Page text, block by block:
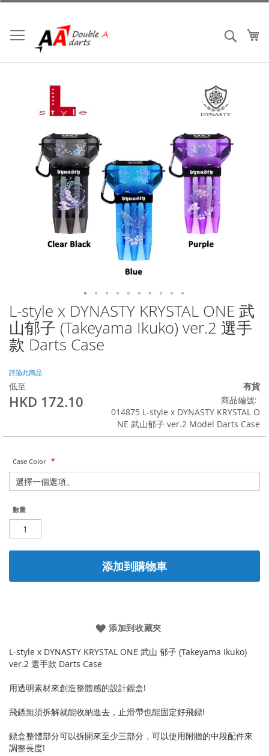
跳
內
容
搜索
L-style x DYNASTY KRYSTAL ONE 武
山郁子 (Takeyama Ikuko) ver.2 選手
款 Darts Case
評論此商品
低至
HKD 172.10
有貨
商品編號
014875 L-style x DYNASTY KRYSTAL O
NE 武山郁子 ver.2 Model Darts Case
Case Color
數量
添加到購物車
添加到收藏夾
L-style x DYNASTY KRYSTAL ONE 武山 郁子 (Takeyama Ikuko)
ver.2 選手款 Darts Case
用透明素材來創造整體感的設計鏢盒!
飛鏢無須拆解就能收納進去，止滑帶也能固定好飛鏢!
鏢盒整體部分可以拆開來至少三部分，可以使用附贈的中段配件來
調整長度!
Skip
to
the
beginning
of
the
images
gallery